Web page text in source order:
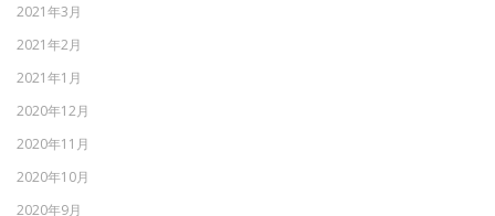
2021年3月
2021年2月
2021年1月
2020年12月
2020年11月
2020年10月
2020年9月